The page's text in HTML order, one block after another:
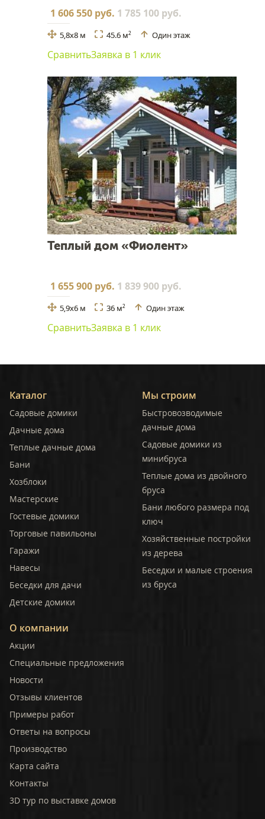
1 606 550 руб. 1 785 100 руб.
5,8x8 м 45.6 м2 Один этаж
СравнитьЗаявка в 1 клик
Теплый дом «Фиолент»
1 655 900 руб. 1 839 900 руб.
5,9x6 м 36 м2 Один этаж
СравнитьЗаявка в 1 клик
Каталог
Садовые домики
Дачные дома
Теплые дачные дома
Бани
Хозблоки
Мастерские
Гостевые домики
Торговые павильоны
Гаражи
Навесы
Беседки для дачи
Детские домики
Мы строим
Быстровозводимые
дачные дома
Садовые домики из
минибруса
Теплые дома из двойного
бруса
Бани любого размера под
ключ
Хозяйственные постройки
из дерева
Беседки и малые строения
из бруса
О компании
Акции
Специальные предложения
Новости
Отзывы клиентов
Примеры работ
Ответы на вопросы
Производство
Карта сайта
Контакты
3D тур по выставке домов